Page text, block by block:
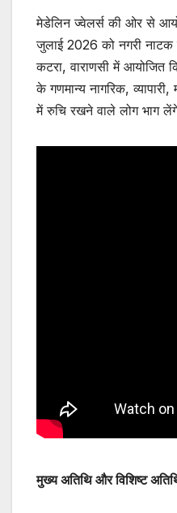
मेडेलिन ज्वेलर्स की ओर से
जुलाई 2026 को नगरी नाटक
कटरा, वाराणसी में आयोजित
के गणमान्य नागरिक, व्यापारी,
में रुचि रखने वाले लोग भाग
मुख्य अतिथि और विशिष्ट